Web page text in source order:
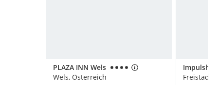
PLAZA INN Wels
Wels, Österreich
Freistadt,